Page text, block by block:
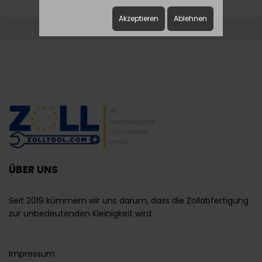
ÜBER UNS
Seit 2019 kümmern wir uns darum, dass die Zollabfertigung
zur unbedeutenden Kleinigkeit wird
Impressum
Akzeptieren Ablehnen